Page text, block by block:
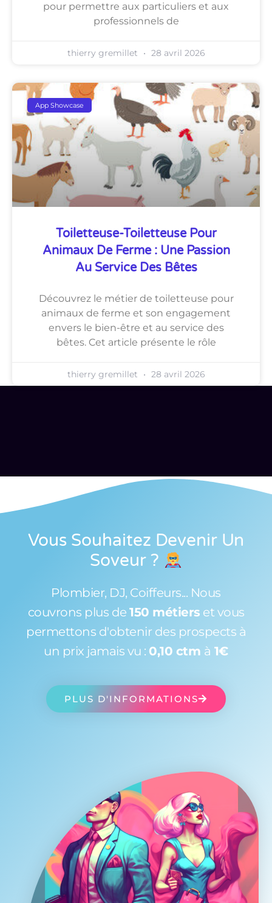
pour permettre aux particuliers et aux
professionnels de
thierry gremillet 28 avril 2026
App Showcase
Toiletteuse-Toiletteuse Pour
Animaux De Ferme : Une Passion
Au Service Des Bêtes
Découvrez le métier de toiletteuse pour
animaux de ferme et son engagement
envers le bien-être et au service des
bêtes. Cet article présente le rôle
thierry gremillet 28 avril 2026
Vous Souhaitez Devenir Un
Soveur ?
Plombier, DJ, Coiffeurs... Nous
couvrons plus de 150 métiers et vous
permettons d'obtenir des prospects à
un prix jamais vu : 0,10 ctm à 1€
PLUS D'INFORMATIONS